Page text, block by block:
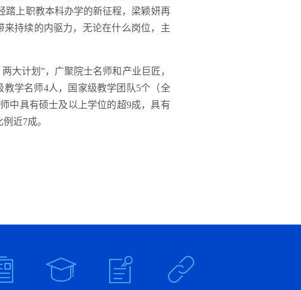
踏上职教本科办学的新征程，梁颖妍再
持续的内驱力，无论在什么岗位，主
大计划”，广聚院士名师和产业巨匠，
学名师4人，国家级教学团队5个（全
中具有硕士及以上学位的超9成，具有
近7成。